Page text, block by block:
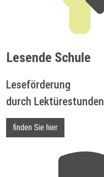
Lesende Schule
Leseförderung
durch Lektürestunden
finden Sie hier